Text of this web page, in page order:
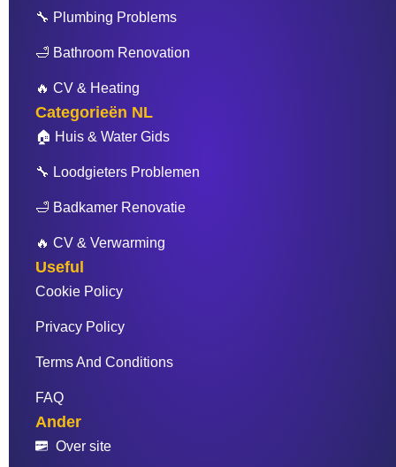
k
s
🔧 Plumbing Problems
🛁 Bathroom Renovation
🔥 CV & Heating
Categorieën NL
🏠 Huis & Water Gids
🔧 Loodgieters Problemen
🛁 Badkamer Renovatie
🔥 CV & Verwarming
Useful
Cookie Policy
Privacy Policy
Terms And Conditions
FAQ
Ander
Over site